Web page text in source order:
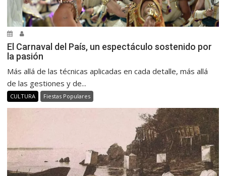
El Carnaval del País, un espectáculo sostenido por
la pasión
Más allá de las técnicas aplicadas en cada detalle, más allá
de las gestiones y de...
CULTURA Fiestas Populares